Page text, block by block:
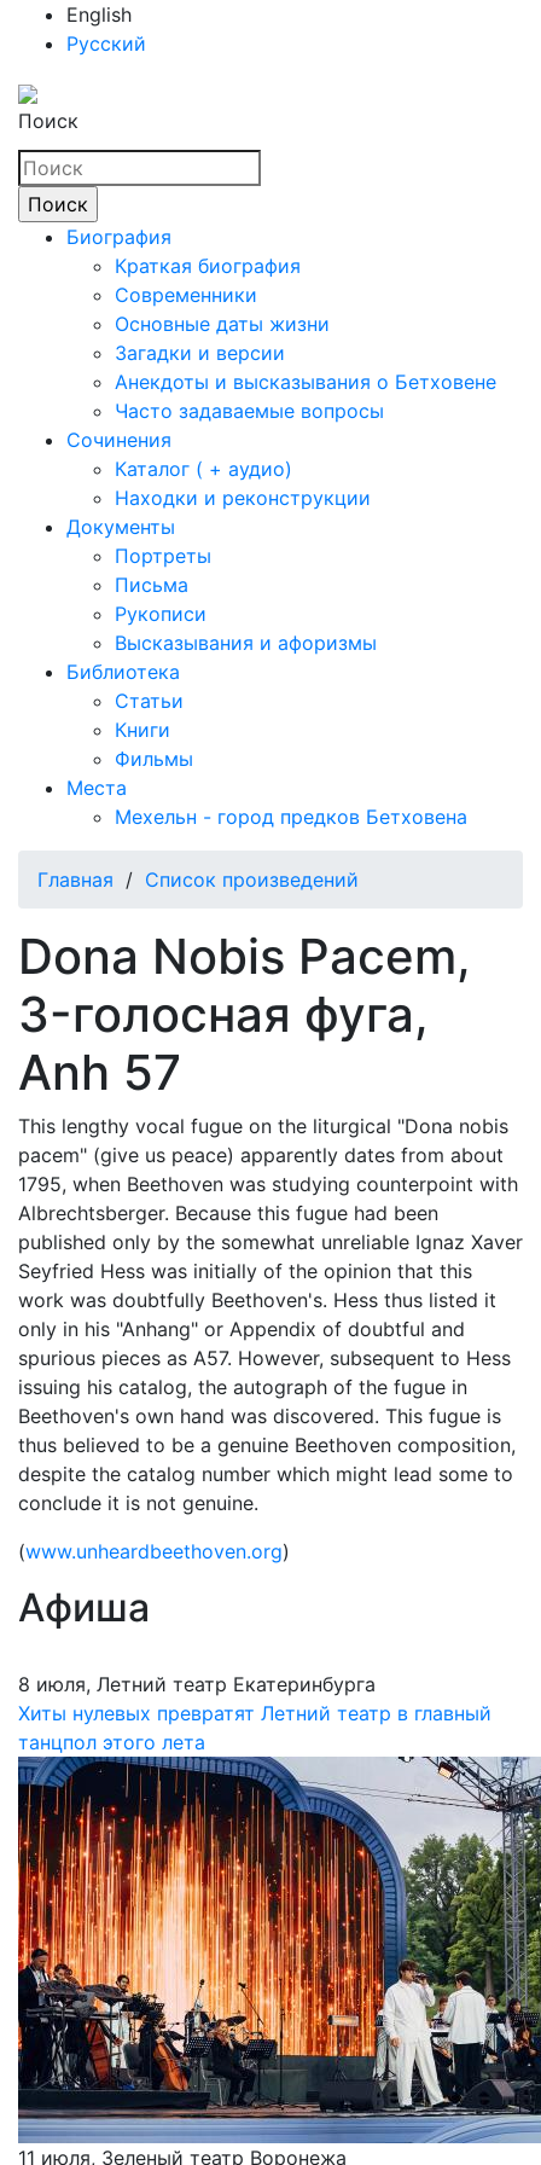
English
Русский
Поиск
Биография
Краткая биография
Современники
Основные даты жизни
Загадки и версии
Анекдоты и высказывания о Бетховене
Часто задаваемые вопросы
Сочинения
Каталог ( + аудио)
Находки и реконструкции
Документы
Портреты
Письма
Рукописи
Высказывания и афоризмы
Библиотека
Статьи
Книги
Фильмы
Места
Мехельн - город предков Бетховена
Главная / Список произведений
Dona Nobis Pacem,
3-голосная фуга,
Anh 57
This lengthy vocal fugue on the liturgical "Dona nobis
pacem" (give us peace) apparently dates from about
1795, when Beethoven was studying counterpoint with
Albrechtsberger. Because this fugue had been
published only by the somewhat unreliable Ignaz Xaver
Seyfried Hess was initially of the opinion that this
work was doubtfully Beethoven's. Hess thus listed it
only in his "Anhang" or Appendix of doubtful and
spurious pieces as A57. However, subsequent to Hess
issuing his catalog, the autograph of the fugue in
Beethoven's own hand was discovered. This fugue is
thus believed to be a genuine Beethoven composition,
despite the catalog number which might lead some to
conclude it is not genuine.
(www.unheardbeethoven.org)
Афиша
8 июля, Летний театр Екатеринбурга
Хиты нулевых превратят Летний театр в главный
танцпол этого лета
11 июля, Зеленый театр Воронежа